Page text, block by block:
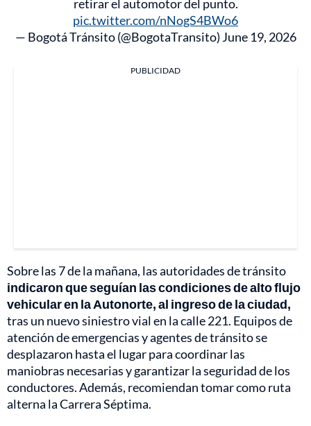
retirar el automotor del punto.
pic.twitter.com/nNogS4BWo6
— Bogotá Tránsito (@BogotaTransito) June 19, 2026
PUBLICIDAD
Sobre las 7 de la mañana, las autoridades de tránsito
indicaron que seguían las condiciones de alto flujo
vehicular en la Autonorte, al ingreso de la ciudad,
tras un nuevo siniestro vial en la calle 221. Equipos de
atención de emergencias y agentes de tránsito se
desplazaron hasta el lugar para coordinar las
maniobras necesarias y garantizar la seguridad de los
conductores. Además, recomiendan tomar como ruta
alterna la Carrera Séptima.